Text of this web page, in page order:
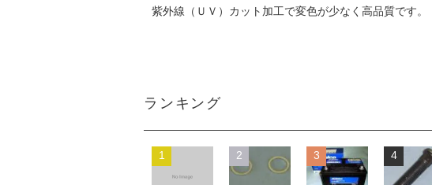
紫外線（ＵＶ）カット加工で変色が少なく高品質です。
ランキング
1 2 3 4